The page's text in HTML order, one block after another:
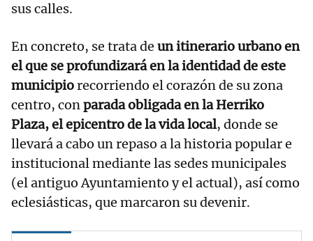
sus calles.
En concreto, se trata de un itinerario urbano en
el que se profundizará en la identidad de este
municipiorecorriendo el corazón de su zona
centro, conparada obligada en la Herriko
Plaza, el epicentro de la vida local, donde se
llevará a cabo un repaso a la historia popular e
institucional mediante las sedes municipales
(el antiguo Ayuntamiento y el actual), así como
eclesiásticas, que marcaron su devenir.